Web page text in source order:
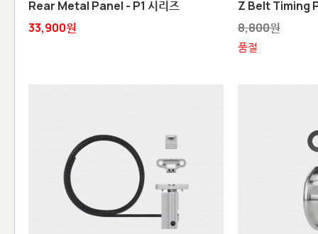
Rear Metal Panel - P1 시리즈
33,900원
Z Belt Timing
8,800원
품절